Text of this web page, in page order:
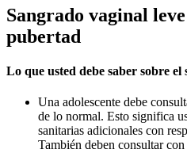
Sangrado vaginal
pubertad
Lo que usted debe saber sobre
Una adolescente debe
de lo normal. Esto significa
sanitarias adicionales con
También deben consultar